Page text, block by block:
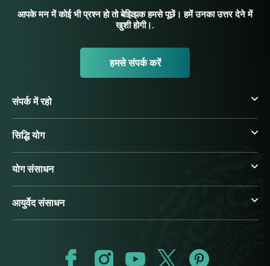
आपके मन में कोई भी प्रश्न हो तो बेझिझक हमसे पूछें। हमें उनका उत्तर देने में
खुशी होगी।.
हमसे संपर्क करें
संपर्क में रहो
सिद्धि योग
योग संसाधन
आयुर्वेद संसाधन